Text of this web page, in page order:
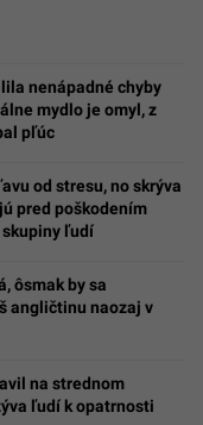
nenápadné chyby
mydlo je omyl, z
pľúc
od stresu, no skrýva
pred poškodením
skupiny ľudí
ôsmak by sa
angličtinu naozaj v
na strednom
ľudí k opatrnosti